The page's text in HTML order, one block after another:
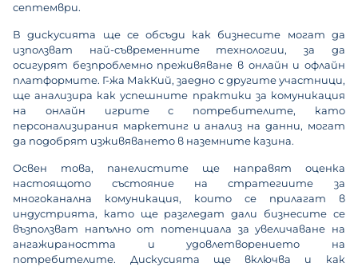
септември.
В дискусията ще се обсъди как бизнесите могат да
използват най-съвременните технологии, за да
осигурят безпроблемно преживяване в онлайн и офлайн
платформите. Г-жа МакКий, заедно с другите участници,
ще анализира как успешните практики за комуникация
на онлайн игрите с потребителите, като
персонализирания маркетинг и анализ на данни, могат
да подобрят изживяването в наземните казина.
Освен това, панелистите ще направят оценка
настоящото състояние на стратегиите за
многоканална комуникация, които се прилагат в
индустрията, като ще разгледат дали бизнесите се
възползват напълно от потенциала за увеличаване на
ангажираността и удовлетворението на
потребителите. Дискусията ще включва и как